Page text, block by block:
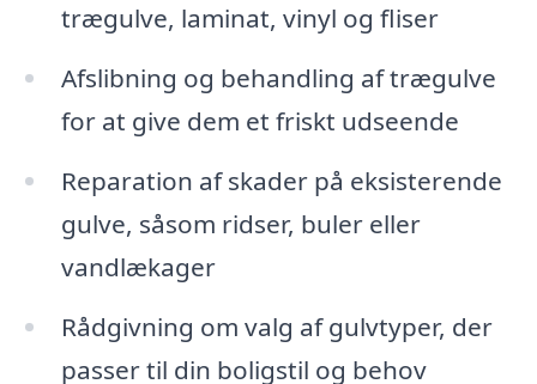
trægulve, laminat, vinyl og fliser
Afslibning og behandling af trægulve
for at give dem et friskt udseende
Reparation af skader på eksisterende
gulve, såsom ridser, buler eller
vandlækager
Rådgivning om valg af gulvtyper, der
passer til din boligstil og behov